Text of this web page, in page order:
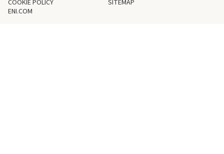
COOKIE POLICY
SITEMAP
ENI.COM